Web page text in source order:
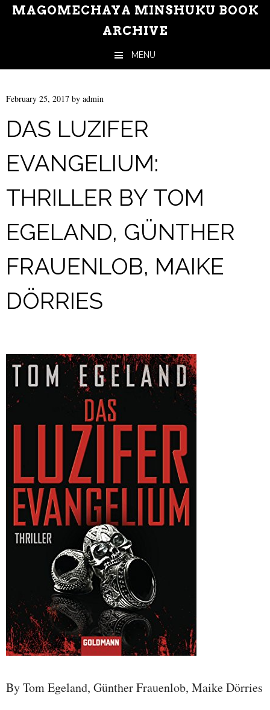
MAGOMECHAYA MINSHUKU BOOK
ARCHIVE
MENU
February 25, 2017 by admin
DAS LUZIFER
EVANGELIUM:
THRILLER BY TOM
EGELAND, GÜNTHER
FRAUENLOB, MAIKE
DÖRRIES
By Tom Egeland, Günther Frauenlob, Maike Dörries